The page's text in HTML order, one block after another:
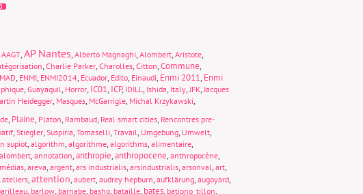
AAGT,AP Nantes, Alberto Magnaghi, Alombert, Aristote,
, Charlie Parker, Charolles, Citton,Commune,
, ENMI, ENMI2014, Ecuador, Edito, Einaudi, Enmi 2011, Enmi
, Guayaquil, Horror, IC01, ICP, IDILL, Ishida, Italy,JFK,Jacques
Heidegger, Masques, McGarrigle, Michal Krzykawski,
, Plaine, Platon, Rambaud, Real smart cities, Rencontres pre-
, Stiegler, Suspiria, Tomaselli, Travail, Umgebung, Umwelt,
supiot, algorithm, algorithme, algorithms, alimentaire,
, annotation,anthropie,anthropocene, anthropocène,
, areva, argent, ars industrialis, arsindustrialis, arsonval, art,
ateliers,attention, aubert, audrey hepburn, aufklärung, augoyard,
, barlow, barnabe, basho, bataille, bates, bationo_tillon,